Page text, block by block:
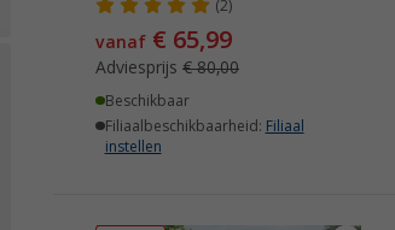
(2)
vanaf € 65,99
Adviesprijs€ 80,00
Beschikbaar
Filiaalbeschikbaarheid: Filiaal
instellen